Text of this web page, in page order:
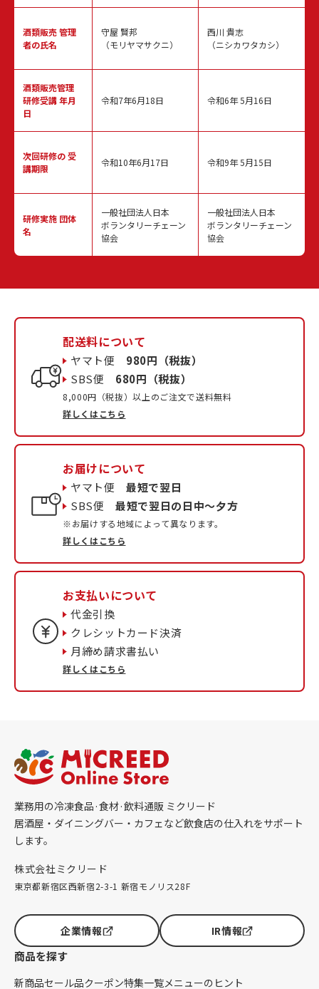
酒類販売管理
者の氏名
酒類販売管理
研修受講 年月
日
次回研修の受
講期限
研修実施 団体
名
守屋 賢邦
（モリヤマサクニ）
令和7年6月18日
令和10年6月17日
一般社団法人日本
ボランタリーチェーン
協会
西川 貴志
（ニシカワタカシ）
令和6年 5月16日
令和9年 5月15日
一般社団法人日本
ボランタリーチェーン
協会
配送料について
ヤマト便 980円（税抜）
SBS便 680円（税抜）
8,000円（税抜）以上のご注文で送料無料
詳しくはこちら
お届けについて
ヤマト便最短で翌日
SBS便最短で翌日の日中〜夕方
※お届けする地域によって異なります。
詳しくはこちら
お支払いについて
代金引換
クレシットカード決済
月締め請求書払い
詳しくはこちら
業務用の冷凍食品·食材·飲料通販 ミクリード
居酒屋・ダイニングバー・カフェなど飲食店の仕入れをサポート
します。
株式会社ミクリード
東京都新宿区西新宿2-3-1 新宿モノリス28F
企業情報 IR情報
商品を探す
新商品セール品クーポン特集一覧メニューのヒント